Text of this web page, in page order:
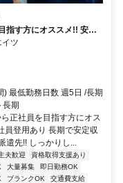
指す方にオススメ!! 安心
ツ
最低勤務日数 週5日 /長期
長期
正社員を目指す方にオス
員登用あり 長期で安定収
遣先!! しっかりし...
夫歓迎
資格取得支援あり
大量募集
即日勤務OK
ブランクOK
交通費支給